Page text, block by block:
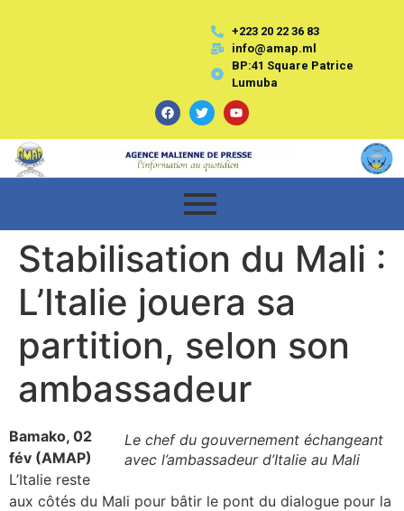
+223 20 22 36 83
info@amap.ml
BP:41 Square Patrice
Lumuba
Stabilisation du Mali :
L’Italie jouera sa
partition, selon son
ambassadeur
Le chef du gouvernement échangeant
avec l’ambassadeur d’Italie au Mali
Bamako, 02
fév (AMAP)
L’Italie reste
aux côtés du Mali pour bâtir le pont du dialogue pour la